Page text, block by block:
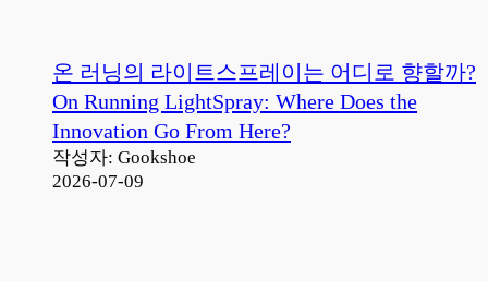
온 러닝의 라이트스프레이는 어디로 향할까?
On Running LightSpray: Where Does the
Innovation Go From Here?
작성자: Gookshoe
2026-07-09